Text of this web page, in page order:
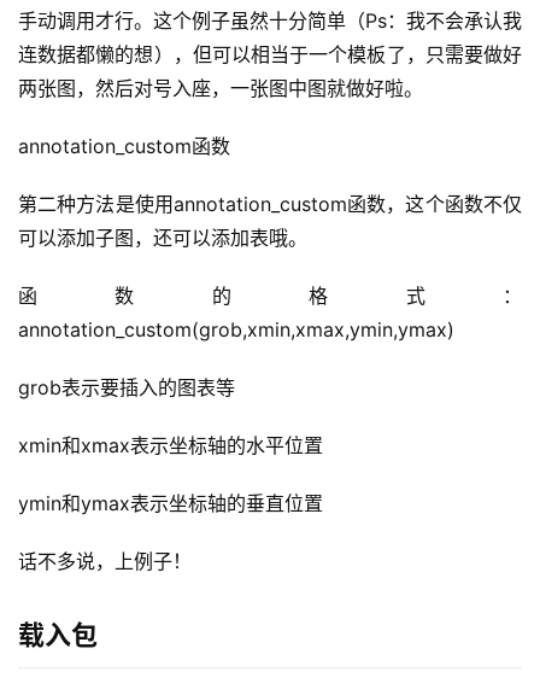
A
实
群
运
营
手动调用才行。这个例子虽然十分简单（Ps：我不会承认我
连数据都懒的想），但可以相当于一个模板了，只需要做好
两张图，然后对号入座，一张图中图就做好啦。
annotation_custom函数
第二种方法是使用annotation_custom函数，这个函数不仅
可以添加子图，还可以添加表哦。
函数的格式：
annotation_custom(grob,xmin,xmax,ymin,ymax)
grob表示要插入的图表等
xmin和xmax表示坐标轴的水平位置
ymin和ymax表示坐标轴的垂直位置
话不多说，上例子！
载入包